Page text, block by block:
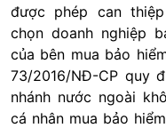
được phép can
chọn doanh nghiệp
của bên mua bảo
73/2016/NĐ-CP quy
nhánh nước ngoài
cá nhân mua bảo